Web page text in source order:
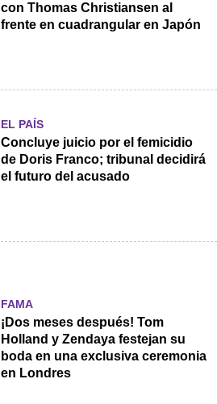
con Thomas Christiansen al
frente en cuadrangular en Japón
EL PAÍS
Concluye juicio por el femicidio
de Doris Franco; tribunal decidirá
el futuro del acusado
FAMA
¡Dos meses después! Tom
Holland y Zendaya festejan su
boda en una exclusiva ceremonia
en Londres